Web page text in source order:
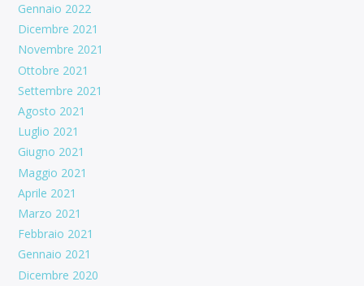
Gennaio 2022
Dicembre 2021
Novembre 2021
Ottobre 2021
Settembre 2021
Agosto 2021
Luglio 2021
Giugno 2021
Maggio 2021
Aprile 2021
Marzo 2021
Febbraio 2021
Gennaio 2021
Dicembre 2020